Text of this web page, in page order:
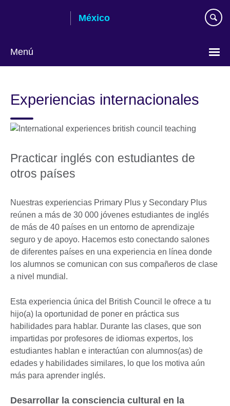
México
Menú
language
Experiencias internacionales
Practicar inglés con estudiantes de
otros países
Nuestras experiencias Primary Plus y Secondary Plus
reúnen a más de 30 000 jóvenes estudiantes de inglés
de más de 40 países en un entorno de aprendizaje
seguro y de apoyo. Hacemos esto conectando salones
de diferentes países en una experiencia en línea donde
los alumnos se comunican con sus compañeros de clase
a nivel mundial.
Esta experiencia única del British Council le ofrece a tu
hijo(a) la oportunidad de poner en práctica sus
habilidades para hablar. Durante las clases, que son
impartidas por profesores de idiomas expertos, los
estudiantes hablan e interactúan con alumnos(as) de
edades y habilidades similares, lo que los motiva aún
más para aprender inglés.
Desarrollar la consciencia cultural en la